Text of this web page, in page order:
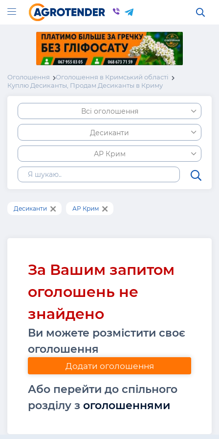
Оголошення
Оголошення в Кримський області
Куплю Десиканты, Продам Десиканты в Криму
Всі оголошення
Десиканти
АР Крим
Десиканти АР Крим
За Вашим запитом
оголошень не
знайдено
Ви можете розмістити своє
оголошення
Додати оголошення
Або перейти до спільного
розділу з оголошеннями